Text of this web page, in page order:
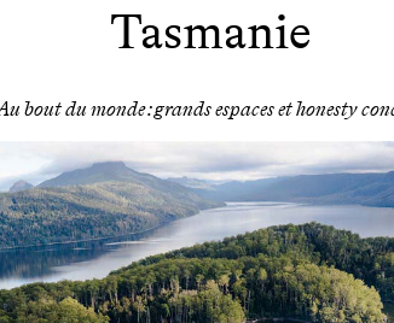
Tasmanie
bout du monde : grands espaces et honesty